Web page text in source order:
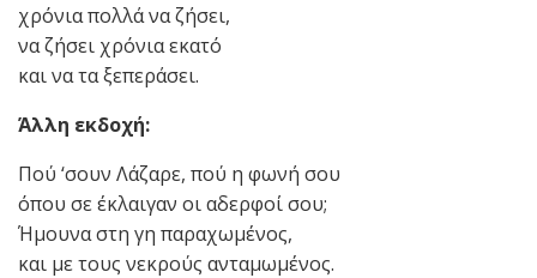
χρόνια πολλά να ζήσει,
να ζήσει χρόνια εκατό
και να τα ξεπεράσει.
Άλλη εκδοχή:
Πού ‘σουν Λάζαρε, πού η φωνή σου
όπου σε έκλαιγαν οι αδερφοί σου;
Ήμουνα στη γη παραχωμένος,
και με τους νεκρούς ανταμωμένος.